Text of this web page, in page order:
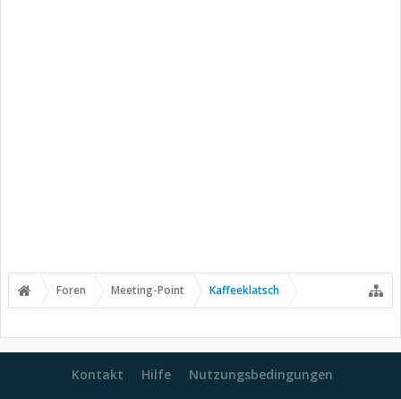
Foren Meeting-Point Kaffeeklatsch
Kontakt Hilfe Nutzungsbedingungen